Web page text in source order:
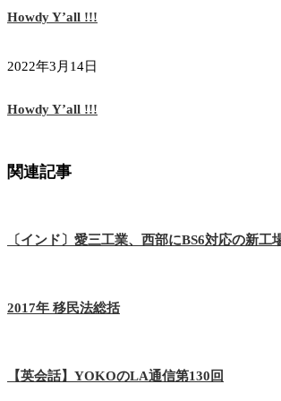
Howdy Y’all !!!
2022年3月14日
Howdy Y’all !!!
関連記事
〔インド〕愛三工業、西部にBS6対応の新工
2017年 移民法総括
【英会話】YOKOのLA通信第130回